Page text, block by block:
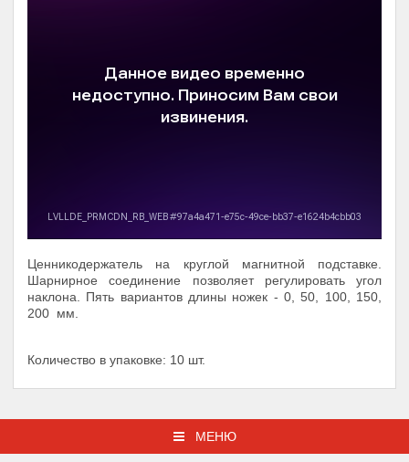
Ценникодержатель на круглой магнитной подставке.
Шарнирное соединение позволяет регулировать угол
наклона. Пять вариантов длины ножек - 0, 50, 100, 150,
200 мм.
Количество в упаковке: 10 шт.
МЕНЮ